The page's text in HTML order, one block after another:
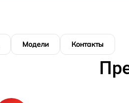
Модели Контакты